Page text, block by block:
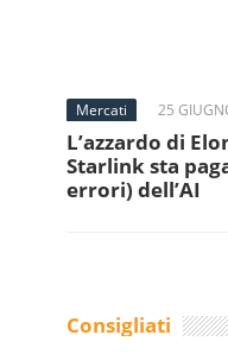
Mercati 25
L’azzardo di
Starlink sta
errori) dell’AI
Consigliati